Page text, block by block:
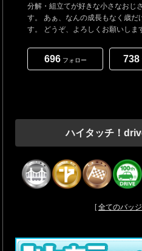
分解・組立てが好きな小さなおじ
す。 あぁ、なんの成長もなく歳だ
す。 どうぞ、よろしくお願いしま
696フォロー 738
ハイタッチ！
[全てのバッ